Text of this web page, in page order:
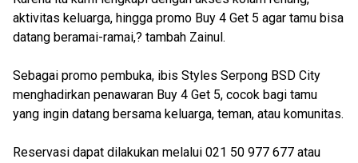
aktivitas keluarga, hingga promo Buy 4 Get 5 agar tamu bisa
datang beramai-ramai,? tambah Zainul.
Sebagai promo pembuka, ibis Styles Serpong BSD City
menghadirkan penawaran Buy 4 Get 5, cocok bagi tamu
yang ingin datang bersama keluarga, teman, atau komunitas.
Reservasi dapat dilakukan melalui 021 50 977 677 atau